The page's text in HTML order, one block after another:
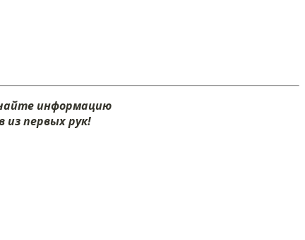
информацию
из первых рук!